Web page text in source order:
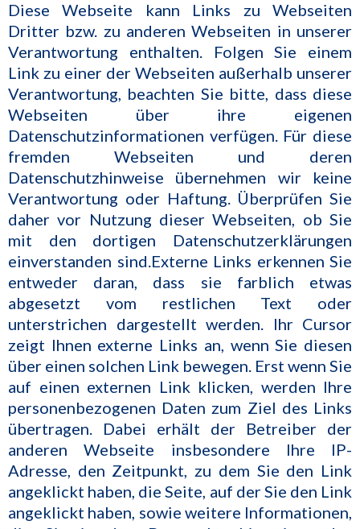
Diese Webseite kann Links zu Webseiten
Dritter bzw. zu anderen Webseiten in unserer
Verantwortung enthalten. Folgen Sie einem
Link zu einer der Webseiten außerhalb unserer
Verantwortung, beachten Sie bitte, dass diese
Webseiten über ihre eigenen
Datenschutzinformationen verfügen. Für diese
fremden Webseiten und deren
Datenschutzhinweise übernehmen wir keine
Verantwortung oder Haftung. Überprüfen Sie
daher vor Nutzung dieser Webseiten, ob Sie
mit den dortigen Datenschutzerklärungen
einverstanden sind.Externe Links erkennen Sie
entweder daran, dass sie farblich etwas
abgesetzt vom restlichen Text oder
unterstrichen dargestellt werden. Ihr Cursor
zeigt Ihnen externe Links an, wenn Sie diesen
über einen solchen Link bewegen. Erst wenn Sie
auf einen externen Link klicken, werden Ihre
personenbezogenen Daten zum Ziel des Links
übertragen. Dabei erhält der Betreiber der
anderen Webseite insbesondere Ihre IP-
Adresse, den Zeitpunkt, zu dem Sie den Link
angeklickt haben, die Seite, auf der Sie den Link
angeklickt haben, sowie weitere Informationen,